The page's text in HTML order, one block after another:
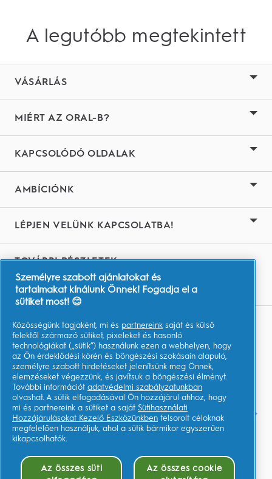
A legutóbb megtekintett
VÁSÁRLÁS
MIÉRT AZ ORAL-B?
KAPCSOLÓDÓ OLDALAK
AMBÍCIÓNK
LÉPJEN VELÜNK KAPCSOLATBA!
TOVÁBBI RÉSZLETEK
Youtube.com
Adataim
Felhasználási Feltételek
Adatvédelmi közlemény
Akadálymentességi nyilatkozat
AdChoices
Személyre szabott ajánlatokat és
tartalmakat kínálunk Önnek! Fogadja el a
sütiket most! 😊
Közösségünk tagjaként, mi és partnereink saját és külső
felektől származó sütiket, pixeleket és hasonló
technológiákat („sütik”) használunk ezen a webhelyen, hogy
az Ön érdeklődési körén és böngészési szokásain alapuló,
személyre szabott hirdetéseket jelenítsünk meg Önnek,
elemzéseket végezzünk, és javítsuk a böngészési élményt.
További információt adatvédelmi szabályzatunkban
olvashat. A sütik elfogadásával Ön hozzájárul ahhoz, hogy
mi és partnereink a sütiket a saját Sütihasználati
Hozzájárulásokat Kezelő Eszközünkben felsorolt céloknak
megfelelően használjuk, ahol a sütik bármikor egyszerűen
kikapcsolhatók.
Az összes süti
Az összes cookie